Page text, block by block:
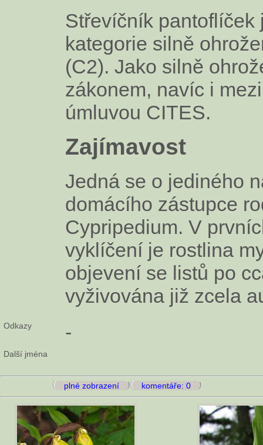
Střevíčník pantoflíček
kategorie silně
(C2). Jako silně
zákonem, navíc i
úmluvou CITES.
Zajímavost
Jedná se o jediného
domácího zástupce
Cypripedium. V
vyklíčení je rostlina
objevení se listů po
vyživována již zcela
Odkazy -
Další jména